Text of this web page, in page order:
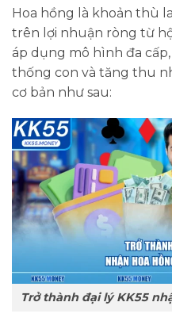
Hoa hồng là khoản thù
trên lợi nhuận ròng từ
áp dụng mô hình đa
thống con và tăng thu
cơ bản như sau:
Trở thành đại lý KK55